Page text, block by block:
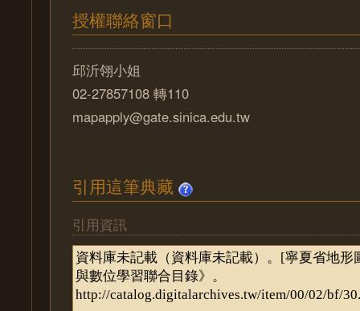
授權聯絡窗口
邱沂翎小姐
02-27857108 轉110
mapapply@gate.sinica.edu.tw
引用這筆典藏
引用資訊